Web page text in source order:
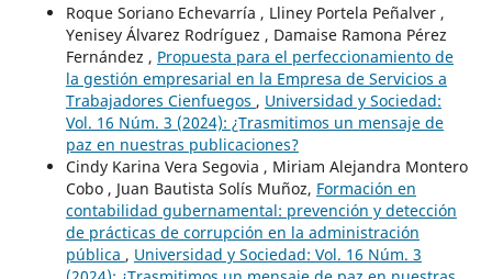
Roque Soriano Echevarría , Lliney Portela Peñalver ,
Yenisey Álvarez Rodríguez , Damaise Ramona Pérez
Fernández , Propuesta para el perfeccionamiento de
la gestión empresarial en la Empresa de Servicios a
Trabajadores Cienfuegos , Universidad y Sociedad:
Vol. 16 Núm. 3 (2024): ¿Trasmitimos un mensaje de
paz en nuestras publicaciones?
Cindy Karina Vera Segovia , Miriam Alejandra Montero
Cobo , Juan Bautista Solís Muñoz, Formación en
contabilidad gubernamental: prevención y detección
de prácticas de corrupción en la administración
pública , Universidad y Sociedad: Vol. 16 Núm. 3